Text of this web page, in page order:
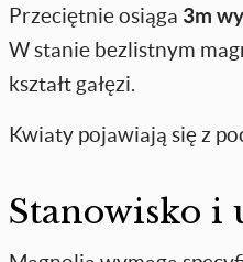
Przeciętnie osiąga 3m
W stanie bezlistnym
kształt gałęzi.
Kwiaty pojawiają się z
Stanowisko i